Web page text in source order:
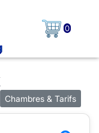
0
Chambres & Tarifs